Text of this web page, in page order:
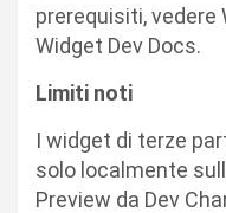
prerequisiti, vedere
Widget Dev Docs.
Limiti noti
I widget di terze
solo localmente
Preview da Dev